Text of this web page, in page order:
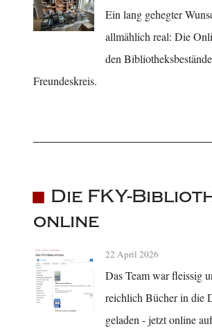
Ein lang gehegter
allmählich real: Die
den
Freundeskreis.
Die FKY-
online
22 April 2026
Das Team war fleissig
reichlich Bücher in die
geladen - jetzt online